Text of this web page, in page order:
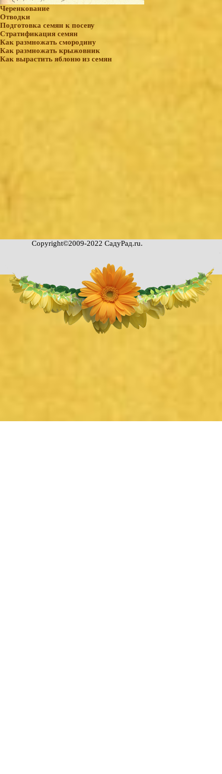
Черенкование
Отводки
Подготовка семян к посеву
Стратификация семян
Как размножать смородину
Как размножать крыжовник
Как вырастить яблоню из семян
Copyright©2009-2022 СадуРад.ru.